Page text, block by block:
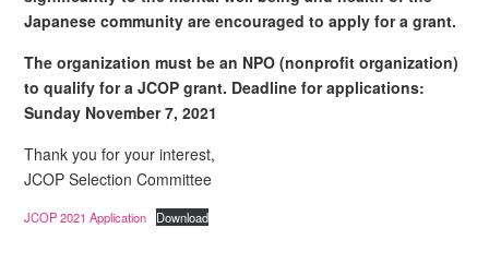
Japanese community are encouraged to apply for a grant.
The organization must be an NPO (nonprofit organization)
to qualify for a JCOP grant. Deadline for applications:
Sunday November 7, 2021
Thank you for your interest,
JCOP Selection Committee
JCOP 2021 Application Download